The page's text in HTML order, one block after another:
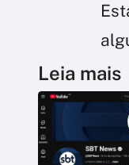
Leia mais